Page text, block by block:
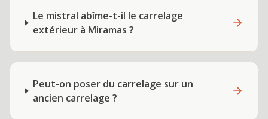
Le mistral abîme-t-il le carrelage
extérieur à Miramas ?
Peut-on poser du carrelage sur un
ancien carrelage ?